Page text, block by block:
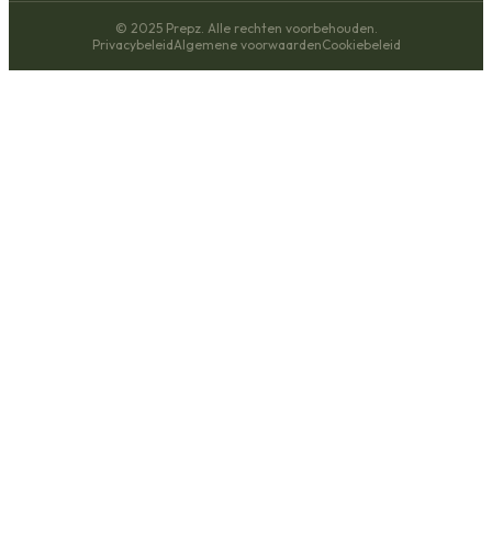
© 2025 Prepz. Alle rechten voorbehouden.
PrivacybeleidAlgemene voorwaardenCookiebeleid